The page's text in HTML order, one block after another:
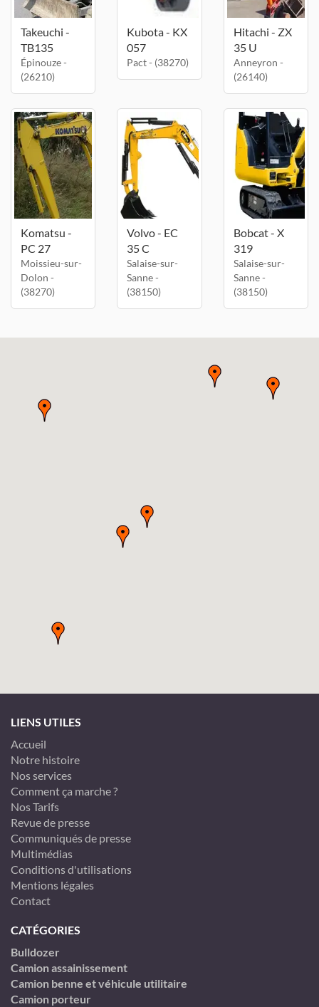
Takeuchi -
TB135
Épinouze -
(26210)
Kubota - KX
057
Pact - (38270)
Hitachi - ZX
35 U
Anneyron -
(26140)
Komatsu -
PC 27
Moissieu-sur-
Dolon -
(38270)
Volvo - EC
35 C
Salaise-sur-
Sanne -
(38150)
Bobcat - X
319
Salaise-sur-
Sanne -
(38150)
LIENS UTILES
Accueil
Notre histoire
Nos services
Comment ça marche ?
Nos Tarifs
Revue de presse
Communiqués de presse
Multimédias
Conditions d'utilisations
Mentions légales
Contact
CATÉGORIES
Bulldozer
Camion assainissement
Camion benne et véhicule utilitaire
Camion porteur